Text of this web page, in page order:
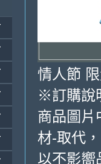
情人節
※訂購說
商品圖片
材-取代，
以不影嚮